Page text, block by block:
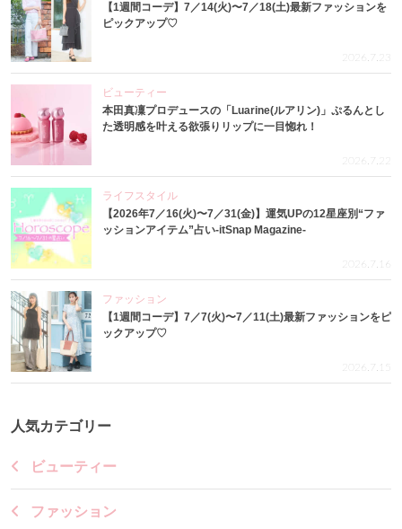
【1週間コーデ】7／14(火)〜7／18(土)最新ファッションを
ピックアップ♡
2026.7.23
ビューティー
本田真凜プロデュースの「Luarine(ルアリン)」ぷるんとし
た透明感を叶える欲張りリップに一目惚れ！
2026.7.22
ライフスタイル
【2026年7／16(火)〜7／31(金)】運気UPの12星座別“ファ
ッションアイテム”占い-itSnap Magazine-
2026.7.16
ファッション
【1週間コーデ】7／7(火)〜7／11(土)最新ファッションをピ
ックアップ♡
2026.7.15
人気カテゴリー
ビューティー
ファッション